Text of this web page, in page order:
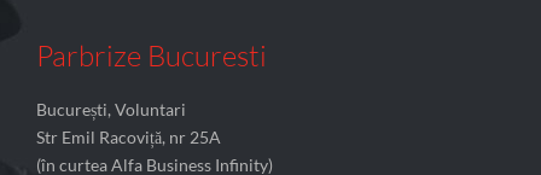
Parbrize Bucuresti
București, Voluntari
Str Emil Racoviță, nr 25A
(în curtea Alfa Business Infinity)